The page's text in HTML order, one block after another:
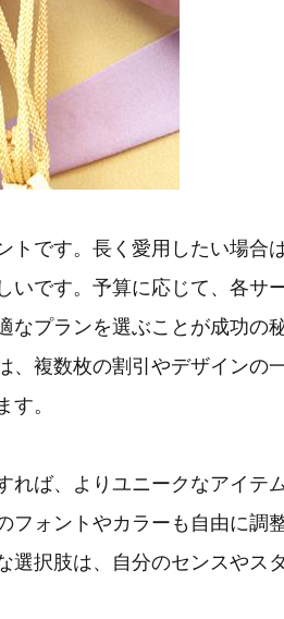
トです。長く愛用したい場合
いです。予算に応じて、各サ
プランを選ぶことが成功の
複数枚の割引やデザインの
。
れば、よりユニークなアイテ
ォントやカラーも自由に調
択肢は、自分のセンスやス